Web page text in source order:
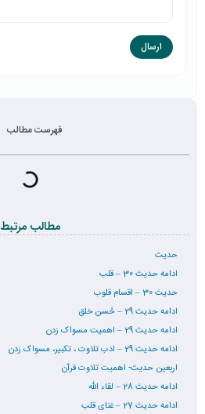
فهرست مطالب
مطالب مرتبط
حدیث
ادامه حدیث 30 – قلب
حدیث 30 – اقسام قلوب
ادامه حدیث 29 – حُسن خلق
ادامه حدیث 29 – اهمیت مسواک زدن
ادامه حدیث 29 – ادب تلاوت ، تکبیر، مسواک زدن
اربعین حدیث- اهمیت تلاوت قرآن
ادامه حدیث 28 – لقاء الله
ادامه حدیث 27 – غنای قلب